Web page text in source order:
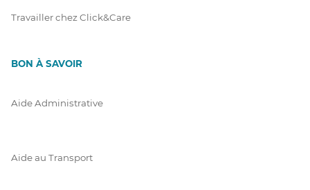
Travailler chez Click&Care
BON À SAVOIR
Aide Administrative
Aide au Transport